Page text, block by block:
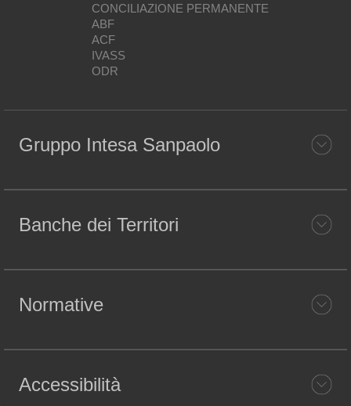
CONCILIAZIONE PERMANENTE
ABF
ACF
IVASS
ODR
Gruppo Intesa Sanpaolo
Banche dei Territori
Normative
Accessibilità